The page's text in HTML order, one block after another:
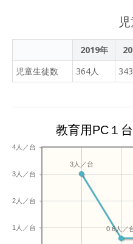
2019年
児童生徒数
364人
教育用PC１
1人／台
2人／台
3人／台
4人／台
0.6人／
3人／台